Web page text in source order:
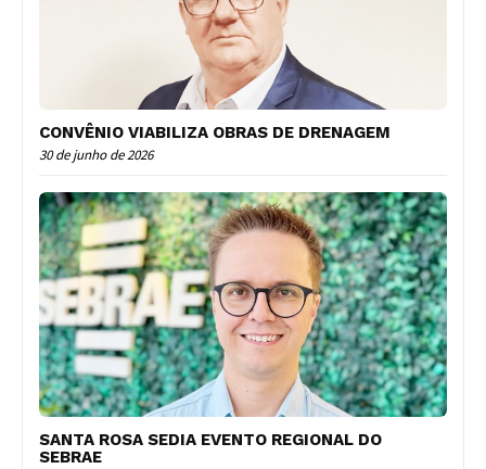
CONVÊNIO VIABILIZA OBRAS DE DRENAGEM
30 de junho de 2026
SANTA ROSA SEDIA EVENTO REGIONAL DO
SEBRAE